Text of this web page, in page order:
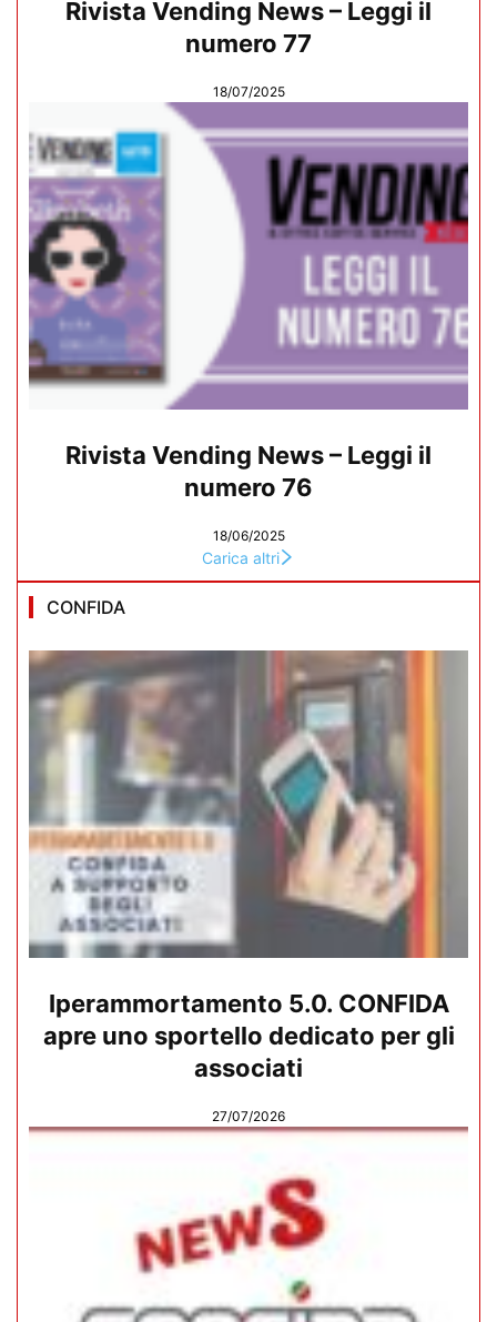
Rivista Vending News – Leggi il
numero 77
18/07/2025
Rivista Vending News – Leggi il
numero 76
18/06/2025
Carica altri
CONFIDA
Iperammortamento 5.0. CONFIDA
apre uno sportello dedicato per gli
associati
27/07/2026